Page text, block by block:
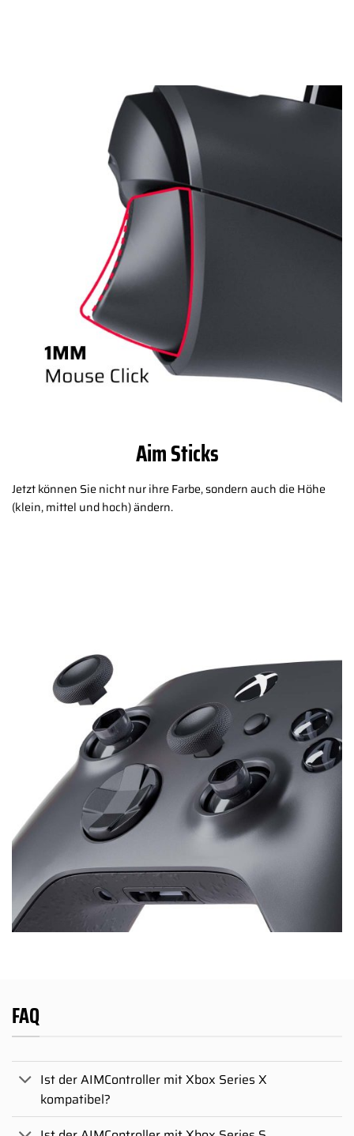
Aim Sticks
Jetzt können Sie nicht nur ihre Farbe, sondern auch die Höhe
(klein, mittel und hoch) ändern.
FAQ
Ist der AIMController mit Xbox Series X
kompatibel?